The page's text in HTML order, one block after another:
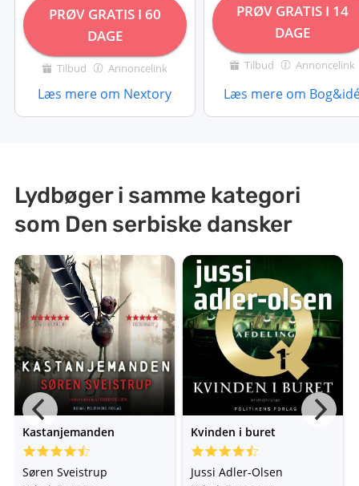
PRØV GRATIS I 60
DAGE
Tilbud Annoncelink
Læs mere om Nextory
PRØV GRATIS I 14
DAGE
Tilbud Annoncelink
Læs mere om
Lydbøger i samme kategori
som Den serbiske dansker
Kastanjemanden
Søren Sveistrup
Kvinden i buret
Jussi Adler-Olsen